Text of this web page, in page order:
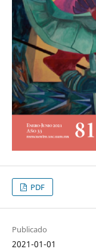
PDF
Publicado
2021-01-01